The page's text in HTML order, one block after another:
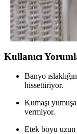
Varol Dama ve Orfe
yorumları ve
ve dayanıklılık
Kullanıcı
Banyo
hissettiriyor.
Kumaşı
vermiyor.
Etek boyu uzun